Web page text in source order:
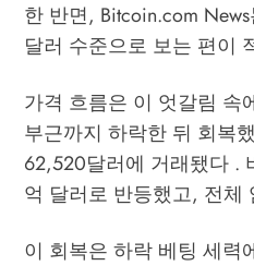
한 반면, Bitcoin.com
달러 수준으로 보는 편이
가격 흐름은 이 엇갈림 속
부근까지 하락한 뒤 회복
62,520달러에 거래됐다 .
억 달러로 반등했고, 전
이 회복은 하락 베팅 세력